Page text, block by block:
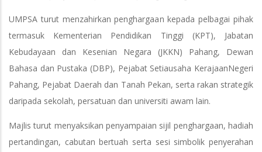
UMPSA turut menzahirkan penghargaan kepada pelbagai pihak
termasuk Kementerian Pendidikan Tinggi (KPT), Jabatan
Kebudayaan dan Kesenian Negara (JKKN) Pahang, Dewan
Bahasa dan Pustaka (DBP), Pejabat Setiausaha KerajaanNegeri
Pahang, Pejabat Daerah dan Tanah Pekan, serta rakan strategik
daripada sekolah, persatuan dan universiti awam lain.
Majlis turut menyaksikan penyampaian sijil penghargaan, hadiah
pertandingan, cabutan bertuah serta sesi simbolik penyerahan